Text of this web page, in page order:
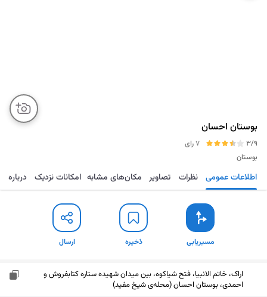
بوستان احسان
3/9
7 رای
بوستان
مسیریابی ذخیره ارسال اطلاعات عمومی نظرات تصاویر مکان‌های مشابه امکانات نزدیک درباره
مسیریابی ذخیره ارسال
اراک، خاتم الانبیا، فتح شیاکوه، بین میدان شهیده ستاره کتابفروش و
احمدی، بوستان احسان (محله‌ی شیخ مفید)